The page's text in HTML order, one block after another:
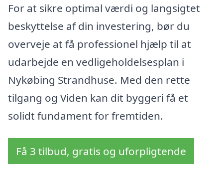
For at sikre optimal værdi og langsigtet
beskyttelse af din investering, bør du
overveje at få professionel hjælp til at
udarbejde en vedligeholdelsesplan i
Nykøbing Strandhuse. Med den rette
tilgang og Viden kan dit byggeri få et
solidt fundament for fremtiden.
Få 3 tilbud, gratis og uforpligtende